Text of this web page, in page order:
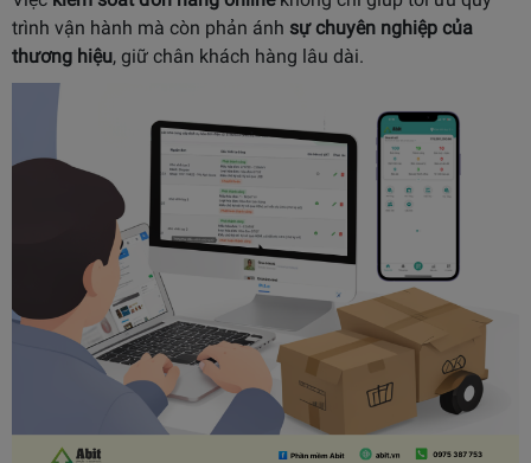
trình vận hành mà còn phản ánh sự chuyên nghiệp của
thương hiệu, giữ chân khách hàng lâu dài.